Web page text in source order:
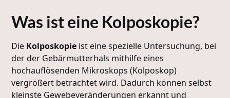
Was ist eine Kolposkopie?
Die Kolposkopie ist eine spezielle Untersuchung, bei
der der Gebärmutterhals mithilfe eines
hochauflösenden Mikroskops (Kolposkop)
vergrößert betrachtet wird. Dadurch können selbst
kleinste Gewebeveränderungen erkannt und